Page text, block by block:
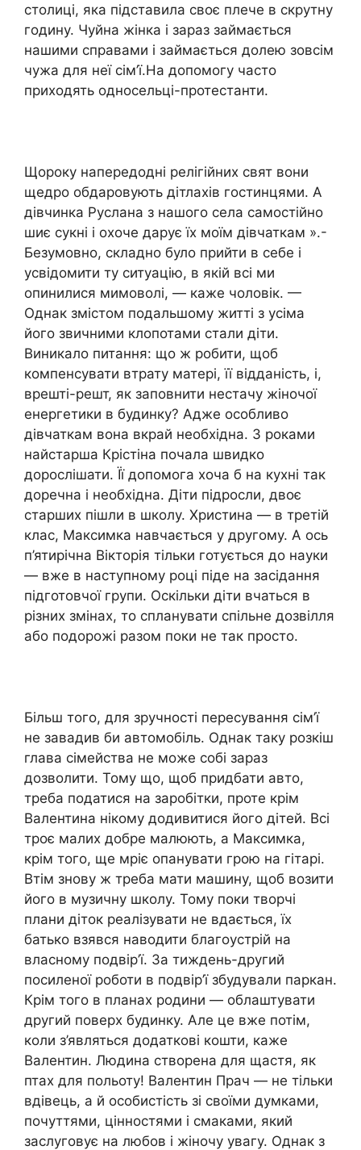
столиці, яка підставила своє плече в скрутну
годину. Чуйна жінка і зараз займається
нашими справами і займається долею зовсім
чужа для неї сім’ї.На допомогу часто
приходять односельці-протестанти.
Щороку напередодні релігійних свят вони
щедро обдаровують дітлахів гостинцями. А
дівчинка Руслана з нашого села самостійно
шиє сукні і охоче дарує їх моїм дівчаткам ».-
Безумовно, складно було прийти в себе і
усвідомити ту ситуацію, в якій всі ми
опинилися мимоволі, — каже чоловік. —
Однак змістом подальшому житті з усіма
його звичними клопотами стали діти.
Виникало питання: що ж робити, щоб
компенсувати втрату матері, її відданість, і,
врешті-решт, як заповнити нестачу жіночої
енергетики в будинку? Адже особливо
дівчаткам вона вкрай необхідна. З роками
найстарша Крістіна почала швидко
дорослішати. Її допомога хоча б на кухні так
доречна і необхідна. Діти підросли, двоє
старших пішли в школу. Христина — в третій
клас, Максимка навчається у другому. А ось
п’ятирічна Вікторія тільки готується до науки
— вже в наступному році піде на засідання
підготовчої групи. Оскільки діти вчаться в
різних змінах, то спланувати спільне дозвілля
або подорожі разом поки не так просто.
Більш того, для зручності пересування сім’ї
не завадив би автомобіль. Однак таку розкіш
глава сімейства не може собі зараз
дозволити. Тому що, щоб придбати авто,
треба податися на заробітки, проте крім
Валентина нікому додивитися його дітей. Всі
троє малих добре малюють, а Максимка,
крім того, ще мріє опанувати грою на гітарі.
Втім знову ж треба мати машину, щоб возити
його в музичну школу. Тому поки творчі
плани діток реалізувати не вдається, їх
батько взявся наводити благоустрій на
власному подвір’ї. За тиждень-другий
посиленої роботи в подвір’ї збудували паркан.
Крім того в планах родини — облаштувати
другий поверх будинку. Але це вже потім,
коли з’являться додаткові кошти, каже
Валентин. Людина створена для щастя, як
птах для польоту! Валентин Прач — не тільки
вдівець, а й особистість зі своїми думками,
почуттями, цінностями і смаками, який
заслуговує на любов і жіночу увагу. Однак з